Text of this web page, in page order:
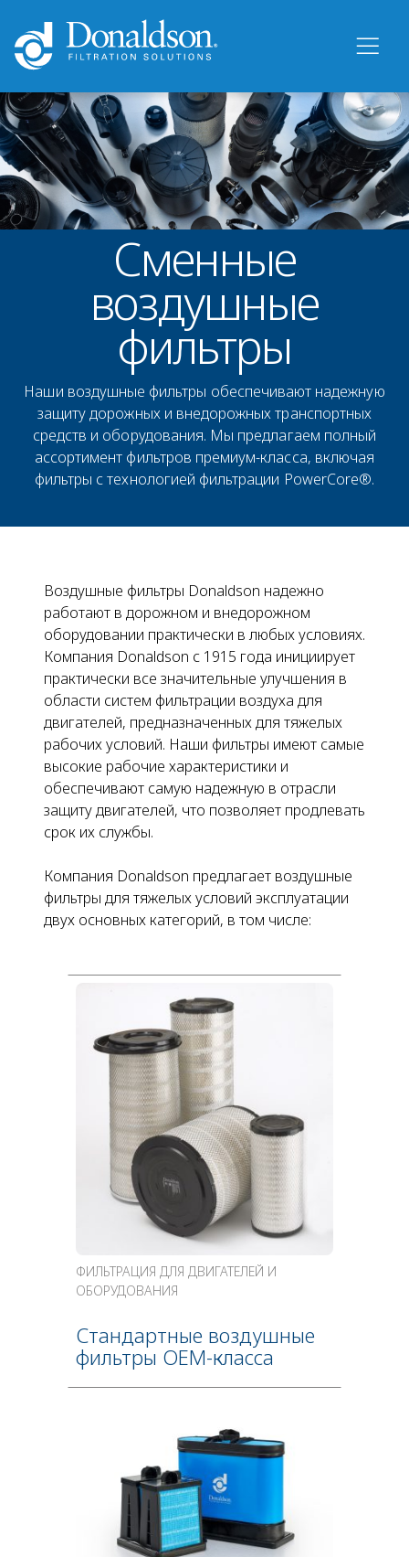
Сменные
воздушные
фильтры
Наши воздушные фильтры обеспечивают надежную
защиту дорожных и внедорожных транспортных
средств и оборудования. Мы предлагаем полный
ассортимент фильтров премиум-класса, включая
фильтры с технологией фильтрации PowerCore®.
Воздушные фильтры Donaldson надежно
работают в дорожном и внедорожном
оборудовании практически в любых условиях.
Компания Donaldson с 1915 года инициирует
практически все значительные улучшения в
области систем фильтрации воздуха для
двигателей, предназначенных для тяжелых
рабочих условий. Наши фильтры имеют самые
высокие рабочие характеристики и
обеспечивают самую надежную в отрасли
защиту двигателей, что позволяет продлевать
срок их службы.
Компания Donaldson предлагает воздушные
фильтры для тяжелых условий эксплуатации
двух основных категорий, в том числе:
ФИЛЬТРАЦИЯ ДЛЯ ДВИГАТЕЛЕЙ И
ОБОРУДОВАНИЯ
Стандартные воздушные
фильтры OEM-класса